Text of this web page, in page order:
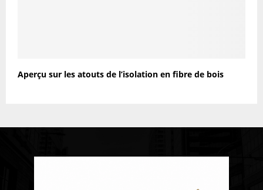
Aperçu sur les atouts de l’isolation en fibre de bois